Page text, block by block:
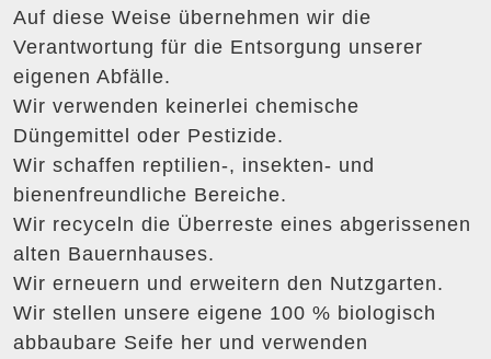
Auf diese Weise übernehmen wir die
Verantwortung für die Entsorgung unserer
eigenen Abfälle.
Wir verwenden keinerlei chemische
Düngemittel oder Pestizide.
Wir schaffen reptilien-, insekten- und
bienenfreundliche Bereiche.
Wir recyceln die Überreste eines abgerissenen
alten Bauernhauses.
Wir erneuern und erweitern den Nutzgarten.
Wir stellen unsere eigene 100 % biologisch
abbaubare Seife her und verwenden